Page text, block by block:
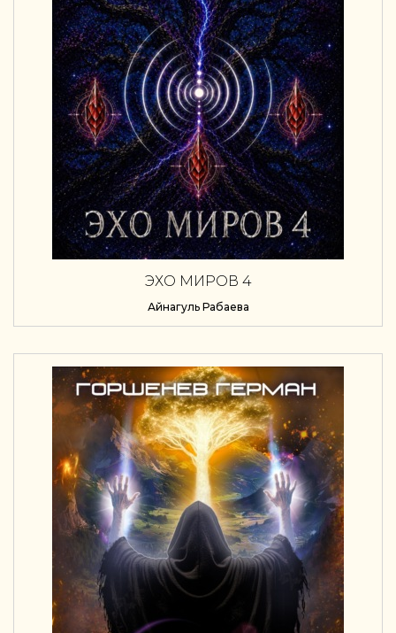
ЭХО МИРОВ 4
Айнагуль Рабаева